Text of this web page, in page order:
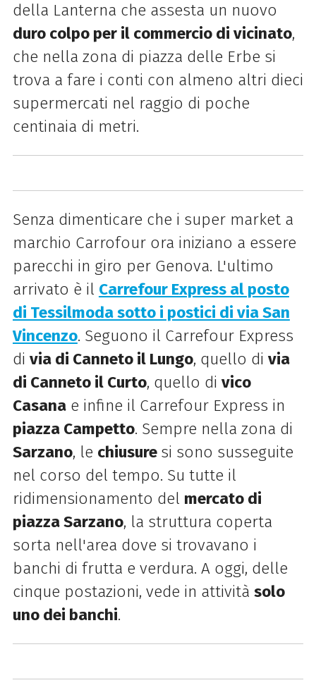
della Lanterna che assesta un nuovo
duro colpo per il commercio di vicinato,
che nella zona di piazza delle Erbe si
trova a fare i conti con almeno altri dieci
supermercati nel raggio di poche
centinaia di metri.
Senza dimenticare che i super market a
marchio Carrofour ora iniziano a essere
parecchi in giro per Genova. L'ultimo
arrivato è il Carrefour Express al posto
di Tessilmoda sotto i postici di via San
Vincenzo. Seguono il Carrefour Express
di via di Canneto il Lungo, quello di via
di Canneto il Curto, quello di vico
Casanae infine il Carrefour Express in
piazza Campetto. Sempre nella zona di
Sarzano, le chiusure si sono susseguite
nel corso del tempo. Su tutte il
ridimensionamento del mercato di
piazza Sarzano, la struttura coperta
sorta nell'area dove si trovavano i
banchi di frutta e verdura. A oggi, delle
cinque postazioni, vede in attività solo
uno dei banchi.